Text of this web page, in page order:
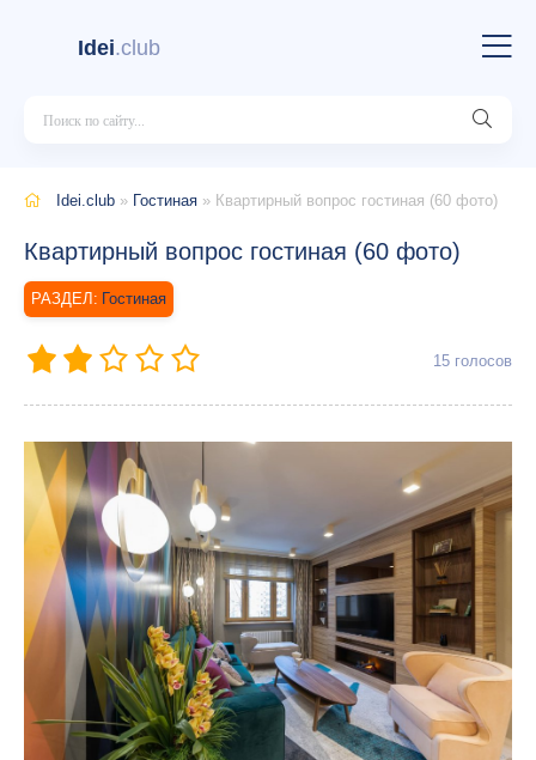
Idei.club
Idei.club » Гостиная » Квартирный вопрос гостиная (60 фото)
Квартирный вопрос гостиная (60 фото)
Гостиная
15 голосов